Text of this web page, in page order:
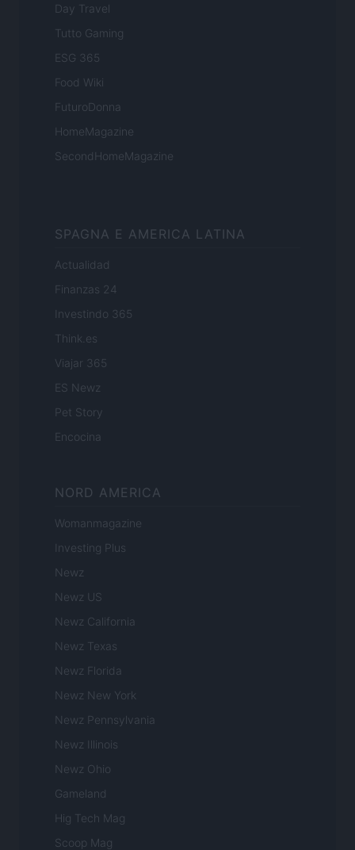
Day Travel
Tutto Gaming
ESG 365
Food Wiki
FuturoDonna
HomeMagazine
SecondHomeMagazine
SPAGNA E AMERICA LATINA
Actualidad
Finanzas 24
Investindo 365
Think.es
Viajar 365
ES Newz
Pet Story
Encocina
NORD AMERICA
Womanmagazine
Investing Plus
Newz
Newz US
Newz California
Newz Texas
Newz Florida
Newz New York
Newz Pennsylvania
Newz Illinois
Newz Ohio
Gameland
Hig Tech Mag
Scoop Mag